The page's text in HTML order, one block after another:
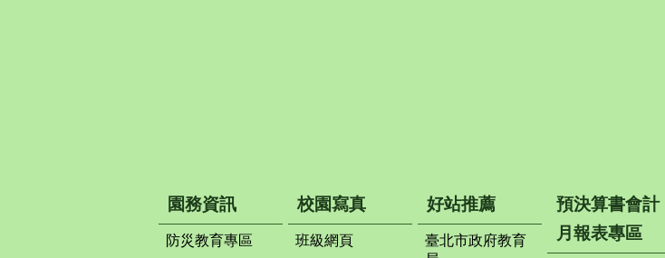
園務資訊
防災教育專區
校園寫真
班級網頁
好站推薦
臺北市政府教育
預決算書會計
月報表專區